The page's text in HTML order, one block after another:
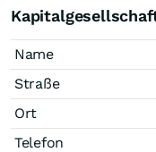
Name
Straße
Ort
Telefon